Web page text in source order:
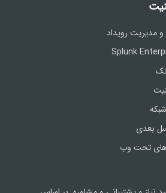
و مدیریت رویداد
Splunk
بعدی
های تحت وب